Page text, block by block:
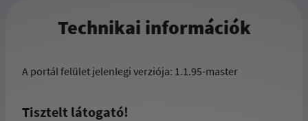
Technikai információk
A portál felület jelenlegi verziója: 1.1.95-master
Tisztelt látogató!